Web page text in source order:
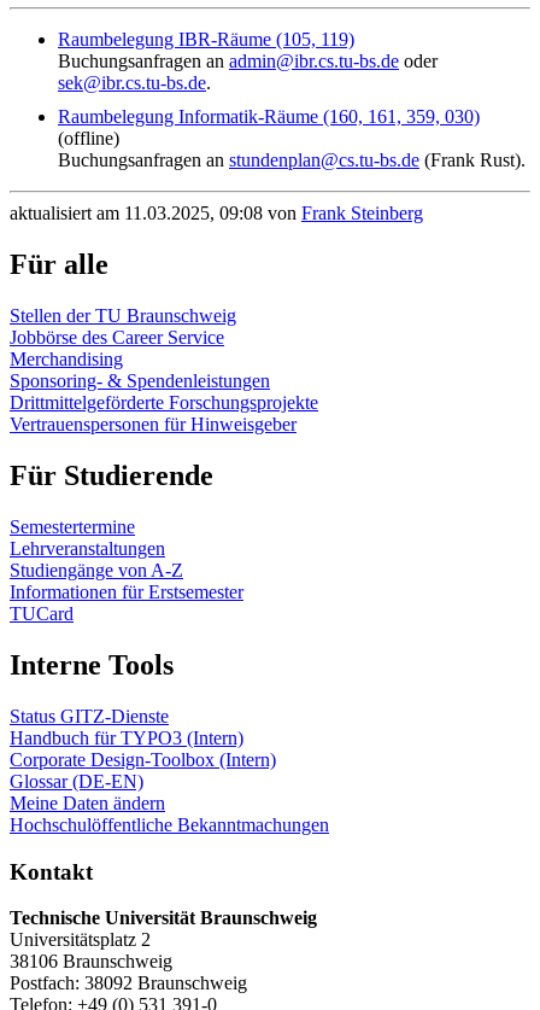
Raumbelegung IBR-Räume (105, 119)
Buchungsanfragen an admin@ibr.cs.tu-bs.de oder
sek@ibr.cs.tu-bs.de.
Raumbelegung Informatik-Räume (160, 161, 359, 030)
(offline)
Buchungsanfragen an stundenplan@cs.tu-bs.de (Frank Rust).
aktualisiert am 11.03.2025, 09:08 von Frank Steinberg
Für alle
Stellen der TU Braunschweig
Jobbörse des Career Service
Merchandising
Sponsoring- & Spendenleistungen
Drittmittelgeförderte Forschungsprojekte
Vertrauenspersonen für Hinweisgeber
Für Studierende
Semestertermine
Lehrveranstaltungen
Studiengänge von A-Z
Informationen für Erstsemester
TUCard
Interne Tools
Status GITZ-Dienste
Handbuch für TYPO3 (Intern)
Corporate Design-Toolbox (Intern)
Glossar (DE-EN)
Meine Daten ändern
Hochschulöffentliche Bekanntmachungen
Kontakt
Technische Universität Braunschweig
Universitätsplatz 2
38106 Braunschweig
Postfach: 38092 Braunschweig
Telefon: +49 (0) 531 391-0